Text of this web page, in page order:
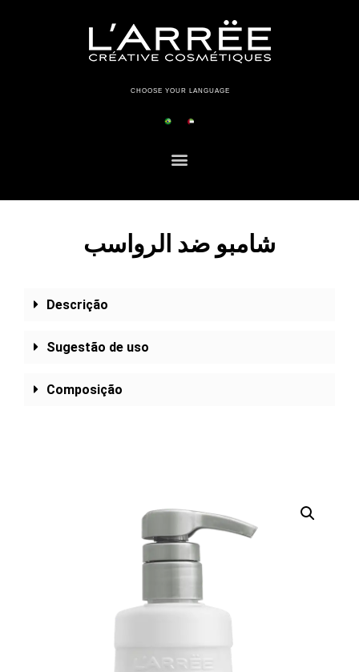
CHOOSE YOUR LANGUAGE
شامبو ضد الرواسب
Descrição
Sugestão de uso
Composição